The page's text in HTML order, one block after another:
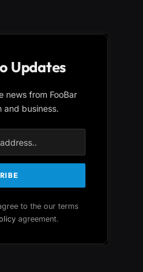
Updates
news from FooBar
and business.
to the our terms
agreement.